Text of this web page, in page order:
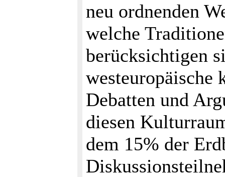
neu ordnenden
welche
berücksichtigen
westeuropäische
Debatten und
diesen
dem 15% der